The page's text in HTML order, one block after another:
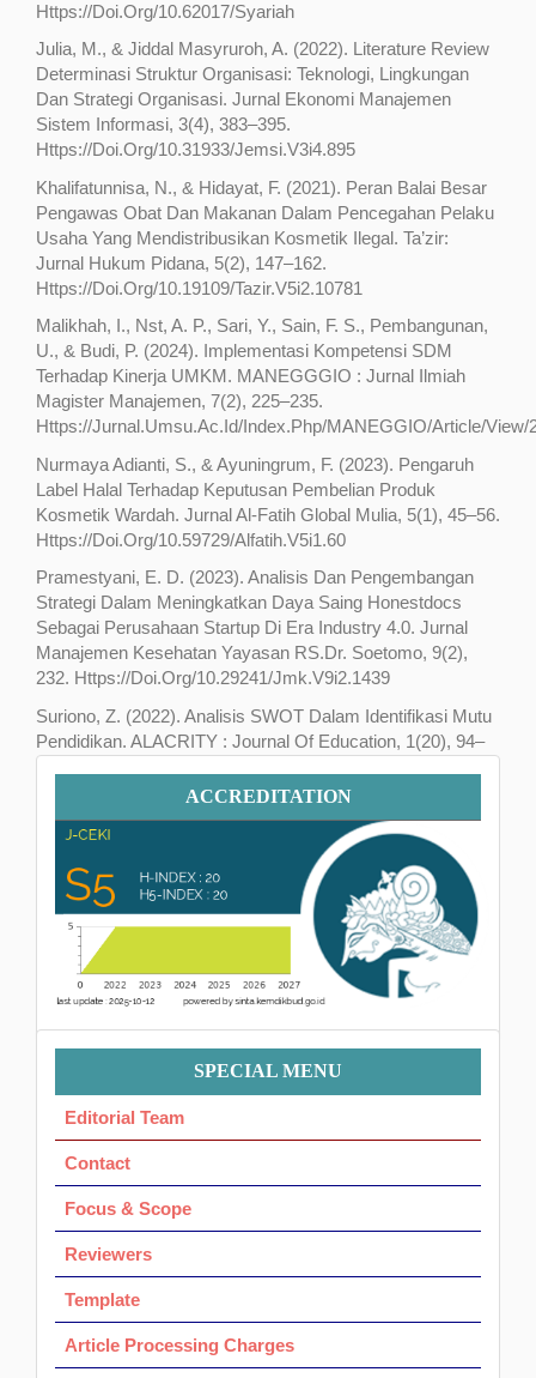
Https://Doi.Org/10.62017/Syariah
Julia, M., & Jiddal Masyruroh, A. (2022). Literature Review
Determinasi Struktur Organisasi: Teknologi, Lingkungan
Dan Strategi Organisasi. Jurnal Ekonomi Manajemen
Sistem Informasi, 3(4), 383–395.
Https://Doi.Org/10.31933/Jemsi.V3i4.895
Khalifatunnisa, N., & Hidayat, F. (2021). Peran Balai Besar
Pengawas Obat Dan Makanan Dalam Pencegahan Pelaku
Usaha Yang Mendistribusikan Kosmetik Ilegal. Ta’zir:
Jurnal Hukum Pidana, 5(2), 147–162.
Https://Doi.Org/10.19109/Tazir.V5i2.10781
Malikhah, I., Nst, A. P., Sari, Y., Sain, F. S., Pembangunan,
U., & Budi, P. (2024). Implementasi Kompetensi SDM
Terhadap Kinerja UMKM. MANEGGGIO : Jurnal Ilmiah
Magister Manajemen, 7(2), 225–235.
Https://Jurnal.Umsu.Ac.Id/Index.Php/MANEGGIO/Article/View/
Nurmaya Adianti, S., & Ayuningrum, F. (2023). Pengaruh
Label Halal Terhadap Keputusan Pembelian Produk
Kosmetik Wardah. Jurnal Al-Fatih Global Mulia, 5(1), 45–56.
Https://Doi.Org/10.59729/Alfatih.V5i1.60
Pramestyani, E. D. (2023). Analisis Dan Pengembangan
Strategi Dalam Meningkatkan Daya Saing Honestdocs
Sebagai Perusahaan Startup Di Era Industry 4.0. Jurnal
Manajemen Kesehatan Yayasan RS.Dr. Soetomo, 9(2),
232. Https://Doi.Org/10.29241/Jmk.V9i2.1439
Suriono, Z. (2022). Analisis SWOT Dalam Identifikasi Mutu
Pendidikan. ALACRITY : Journal Of Education, 1(20), 94–
AccreditationACCREDITATION
Menu
Ok
SPECIAL MENU
Editorial Team
Contact
Focus & Scope
Reviewers
Template
Article Processing Charges